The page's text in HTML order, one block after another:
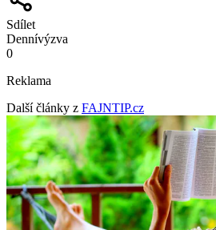
Sdílet
Dennívýzva
0
Reklama
Další články z FAJNTIP.cz